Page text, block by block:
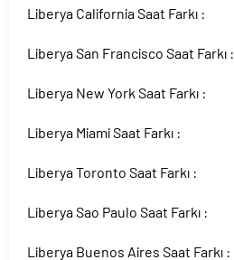
Liberya California Saat Farkı :
Liberya San Francisco Saat Farkı :
Liberya New York Saat Farkı :
Liberya Miami Saat Farkı :
Liberya Toronto Saat Farkı :
Liberya Sao Paulo Saat Farkı :
Liberya Buenos Aires Saat Farkı :